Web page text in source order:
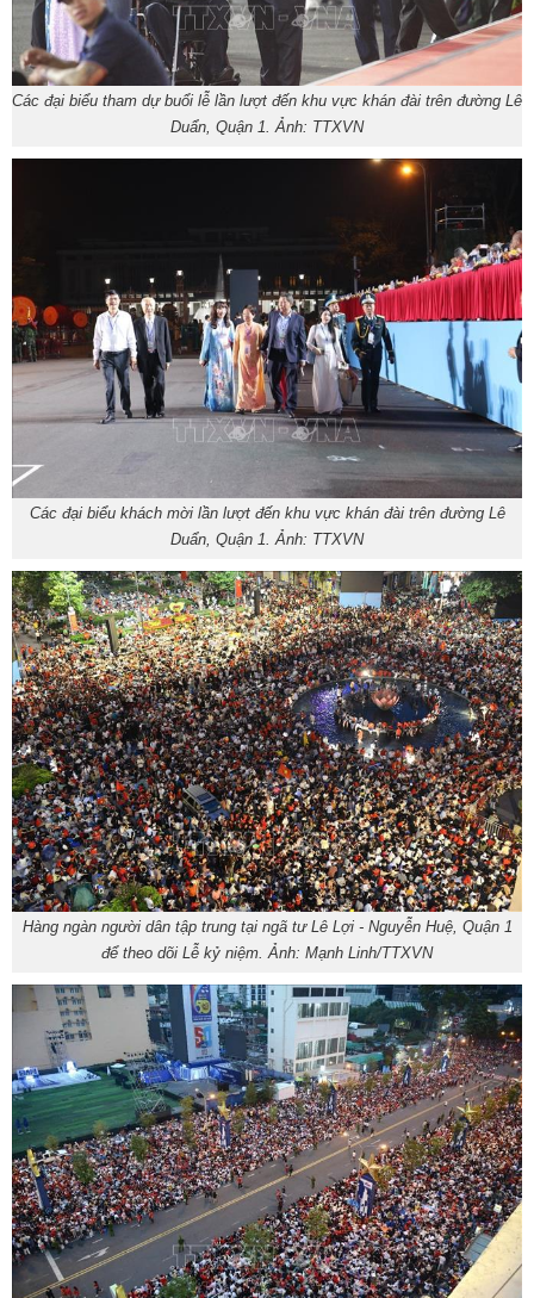
Các đại biểu tham dự buổi lễ lần lượt đến khu vực khán đài trên đường Lê
Duẩn, Quận 1. Ảnh: TTXVN
Các đại biểu khách mời lần lượt đến khu vực khán đài trên đường Lê
Duẩn, Quận 1. Ảnh: TTXVN
Hàng ngàn người dân tập trung tại ngã tư Lê Lợi - Nguyễn Huệ, Quận 1
để theo dõi Lễ kỷ niệm. Ảnh: Mạnh Linh/TTXVN